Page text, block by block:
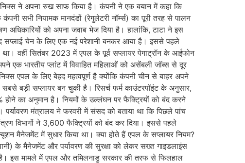
ने अपना रुख साफ किया है। कंपनी ने एक बयान में कहा कि
सभी नियामक मानदंडों (रेगुलेटरी नॉर्म्स) का पूरी तरह से पालन
अधिकारियों को अपना जवाब भेज दिया है। हालांकि, टाटा ने इस
सप्लाई चेन के लिए एक नई परेशानी बनकर आया है। इससे पहले
वहीं सितंबर 2023 में एपल के पूर्व सप्लायर पेगाट्रॉन के आईफोन
भारतीय प्लांट में विवाहित महिलाओं को असेंबली जॉब्स से दूर
एपल के लिए बेहद महत्वपूर्ण है क्योंकि कंपनी चीन से बाहर अपने
सबसे बड़ी सप्लायर बन चुकी है। रिसर्च फर्म काउंटरपॉइंट के अनुसार,
का अनुमान है। नियमों के उल्लंघन पर फैक्ट्रियों को बंद करने
पर्यावरण मंत्रालय ने फरवरी में संसद को बताया था कि पिछले पांच
विभागों ने 3,600 फैक्ट्रियों को बंद कर दिया। इससे पहले
मैनेजमेंट में सुधार किया था। क्या होते हैं एपल के सप्लायर नियम?
के मैनेजमेंट और पर्यावरण की सुरक्षा को लेकर सख्त गाइडलाइंस
इस मामले में एपल और तमिलनाडु सरकार की तरफ से फिलहाल